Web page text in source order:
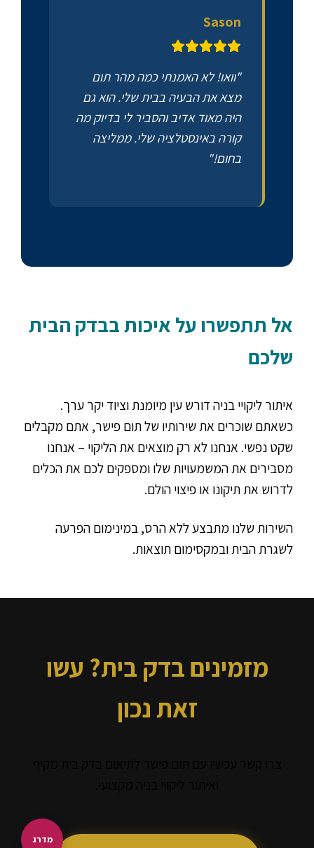
Sason
"וואו! לא האמנתי כמה מהר תום
מצא את הבעיה בבית שלי. הוא גם
היה מאוד אדיב והסביר לי בדיוק מה
קורה באינסטלציה שלי. ממליצה
בחום!"
אל תתפשרו על איכות בבדק הבית
שלכם
איתור ליקויי בניה דורש עין מיומנת וציוד יקר ערך.
כשאתם שוכרים את שירותיו של תום פישר, אתם מקבלים
שקט נפשי. אנחנו לא רק מוצאים את הליקוי – אנחנו
מסבירים את המשמעויות שלו ומספקים לכם את הכלים
לדרוש את תיקונו או פיצוי הולם.
השירות שלנו מתבצע ללא הרס, במינימום הפרעה
לשגרת הבית ובמקסימום תוצאות.
מזמינים בדק בית? עשו
זאת נכון
מדרג